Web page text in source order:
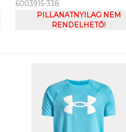
WM TAPE SS
6003915-338
PILLANATNYILAG NEM
RENDELHETŐ!